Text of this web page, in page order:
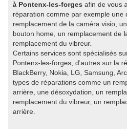
à Pontenx-les-forges afin de vous
réparation comme par exemple une
remplacement de la caméra visio,
bouton home, un remplacement de
remplacement du vibreur.
Certains services sont spécialisés
Pontenx-les-forges, d'autres sur la
BlackBerry, Nokia, LG, Samsung,
types de réparations comme un
arrière, une désoxydation, un
remplacement du vibreur, un
arrière.